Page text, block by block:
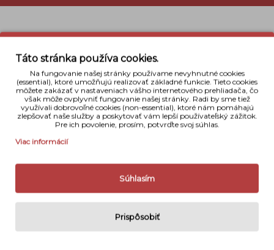
Popis
Nest NT-6235AK-Aje moderný statív so zaujímavým
designom navrhnutý pre profesionálnych
cestovateľských fotografov. Stativ je variabilný a
umožňuje dokonalé prispôsobenie sa terénu,
exteriéry.
priemysle. Nohy statívu je možné nastavovať v
rozmedzí 22 -75 stupňov, to umožňuje rozpätie
5 sekcií, ktoré sú vybavené špeciálnym QLS
systémom. Ten zaisťuje pevnú polohu sekcie už pri
Táto stránka používa cookies.
Na fungovanie našej stránky používame nevyhnutné cookies
(essential), ktoré umožňujú realizovať základné funkcie. Tieto cookies
môžete zakázať v nastaveniach vášho internetového prehliadača, čo
však môže ovplyvniť fungovanie našej stránky. Radi by sme tiež
využívali dobrovoľné cookies (non-essential), ktoré nám pomáhajú
zlepšovať naše služby a poskytovať vám lepší používateľský zážitok.
Pre ich povolenie, prosím, potvrďte svoj súhlas.
Viac informácií
Súhlasím
Prispôsobiť